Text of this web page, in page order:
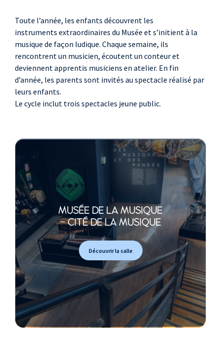
MERCREDI 7 DÉCEMBRE
2016 - 14:30
MERCREDI 14 DÉCEMBRE
2016 - 14:30
MERCREDI 4 JANVIER
2017 - 14:30
MERCREDI 11 JANVIER
2017 - 14:30
MERCREDI 18 JANVIER
2017 - 14:30
2017 - 14:30
MERCREDI 22 FÉVRIER
2017 - 14:30
MERCREDI 1 MARS 2017 -
14:30
MERCREDI 8 MARS 2017 -
14:30
MERCREDI 15 MARS 2017
- 14:30
MERCREDI 22 MARS 2017
- 14:30
MERCREDI 29 MARS 2017
- 14:30
MERCREDI 19 AVRIL 2017
- 14:30
MERCREDI 26 AVRIL 2017
Toute l’année, les enfants découvrent les
instruments extraordinaires du Musée et s’initient à la
musique de façon ludique. Chaque semaine, ils
rencontrent un musicien, écoutent un conteur et
deviennent apprentis musiciens en atelier. En fin
d’année, les parents sont invités au spectacle réalisé par
leurs enfants.
Le cycle inclut trois spectacles jeune public.
MUSÉE DE LA MUSIQUE
- CITÉ DE LA MUSIQUE
Découvrir la salle